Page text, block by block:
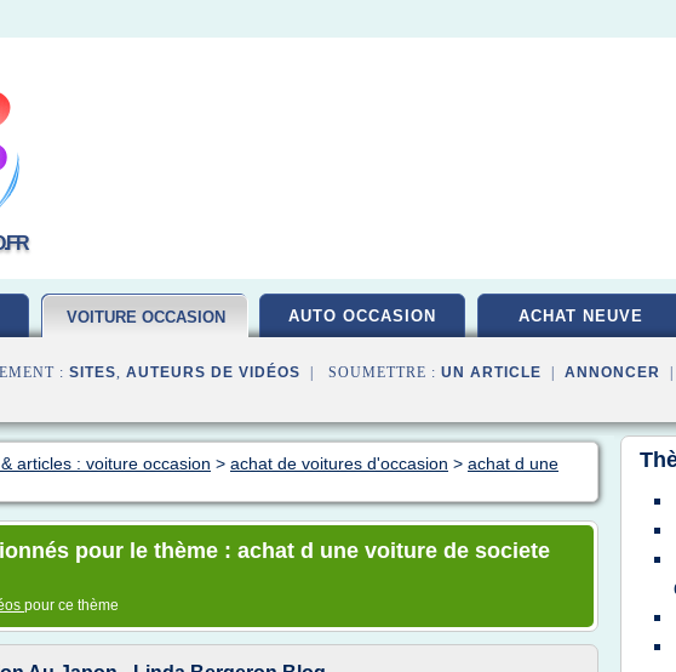
VOITURE OCCASION AUTO OCCASION ACHAT NEUVE
: SITES, AUTEURS DE VIDÉOS | SOUMETTRE : UN ARTICLE ANNONCER
articles : voiture occasion > achat de voitures d'occasion > achat d une
pour le thème : achat d une voiture de societe
pour ce thème